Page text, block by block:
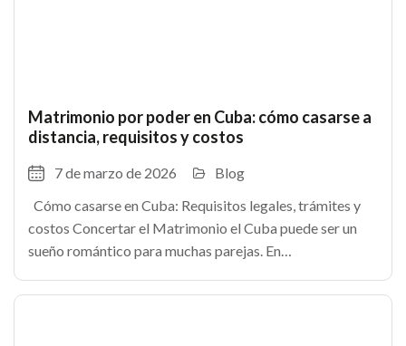
Matrimonio por poder en Cuba: cómo casarse a
distancia, requisitos y costos
7 de marzo de 2026
Blog
Cómo casarse en Cuba: Requisitos legales, trámites y
costos Concertar el Matrimonio el Cuba puede ser un
sueño romántico para muchas parejas. En
para Casarse en Cuba Legalmente paso a paso. Como en